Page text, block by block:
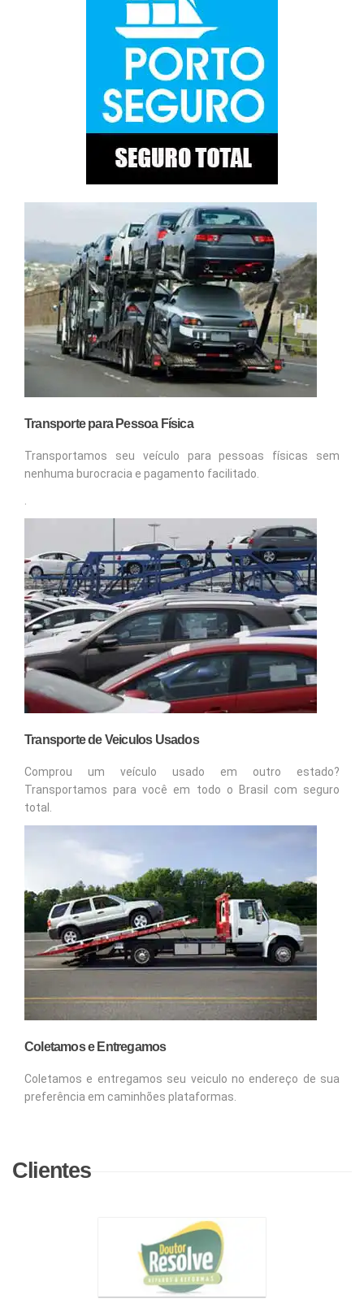
Transporte para Pessoa Física
Transportamos seu veículo para pessoas físicas sem
nenhuma burocracia e pagamento facilitado.
Transporte de Veiculos Usados
Comprou um veículo usado em outro estado?
Transportamos para você em todo o Brasil com seguro
total.
Coletamos e Entregamos
Coletamos e entregamos seu veiculo no endereço de sua
preferência em caminhões plataformas.
Clientes